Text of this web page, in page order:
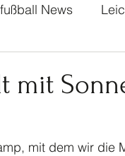
News
mit
mit dem wir die